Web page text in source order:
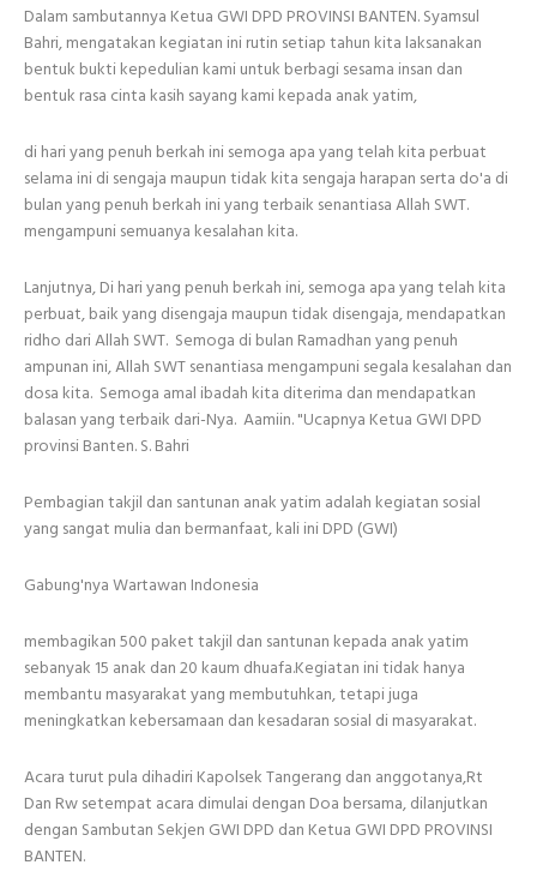
Dalam sambutannya Ketua GWI DPD PROVINSI BANTEN. Syamsul
Bahri, mengatakan kegiatan ini rutin setiap tahun kita laksanakan
bentuk bukti kepedulian kami untuk berbagi sesama insan dan
bentuk rasa cinta kasih sayang kami kepada anak yatim,
di hari yang penuh berkah ini semoga apa yang telah kita perbuat
selama ini di sengaja maupun tidak kita sengaja harapan serta do'a di
bulan yang penuh berkah ini yang terbaik senantiasa Allah SWT.
mengampuni semuanya kesalahan kita.
Lanjutnya, Di hari yang penuh berkah ini, semoga apa yang telah kita
perbuat, baik yang disengaja maupun tidak disengaja, mendapatkan
ridho dari Allah SWT. Semoga di bulan Ramadhan yang penuh
ampunan ini, Allah SWT senantiasa mengampuni segala kesalahan dan
dosa kita. Semoga amal ibadah kita diterima dan mendapatkan
balasan yang terbaik dari-Nya. Aamiin. "Ucapnya Ketua GWI DPD
provinsi Banten. S. Bahri
Pembagian takjil dan santunan anak yatim adalah kegiatan sosial
yang sangat mulia dan bermanfaat, kali ini DPD (GWI)
Gabung'nya Wartawan Indonesia
membagikan 500 paket takjil dan santunan kepada anak yatim
sebanyak 15 anak dan 20 kaum dhuafa.Kegiatan ini tidak hanya
membantu masyarakat yang membutuhkan, tetapi juga
meningkatkan kebersamaan dan kesadaran sosial di masyarakat.
Acara turut pula dihadiri Kapolsek Tangerang dan anggotanya,Rt
Dan Rw setempat acara dimulai dengan Doa bersama, dilanjutkan
dengan Sambutan Sekjen GWI DPD dan Ketua GWI DPD PROVINSI
BANTEN.